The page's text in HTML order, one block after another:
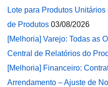
Lote para Produtos
de Produtos 03/08/2026
[Melhoria] Varejo: Todas as
Central de Relatórios do
[Melhoria] Financeiro:
Arrendamento – Ajuste de